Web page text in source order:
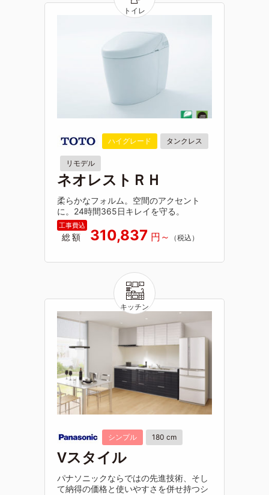
ハイグレード タンクレス
リモデル
ネオレストＲＨ
柔らかなフォルム。空間のアクセント
に。24時間365日キレイを守る。
総額 310,837
シンプル 180 cm
Vスタイル
パナソニックならではの先進技術、そし
て納得の価格と使いやすさを併せ持つシ